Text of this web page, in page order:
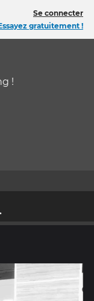
Se connecter
gratuitement !
!